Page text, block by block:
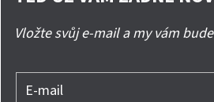
Vložte svůj e-mail a my vám
E-mail